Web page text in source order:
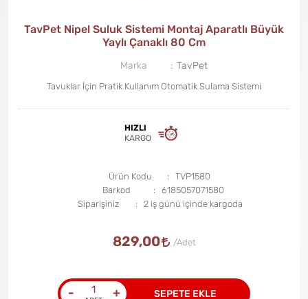
TavPet Nipel Suluk Sistemi Montaj Aparatlı Büyük
Yaylı Çanaklı 80 Cm
Marka TavPet
Tavuklar İçin Pratik Kullanım Otomatik Sulama Sistemi
HIZLI
KARGO
Ürün Kodu
TVP1580
Barkod
6185057071580
Siparişiniz
2 iş günü içinde kargoda
829,00
- + SEPETE EKLE